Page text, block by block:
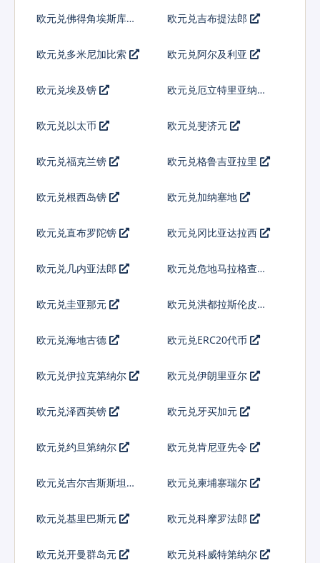
欧元兑佛得角埃斯库多 欧元兑吉布提法郎
欧元兑多米尼加比索 欧元兑阿尔及利亚
欧元兑埃及镑
欧元兑厄立特里亚纳克
欧元兑以太币 欧元兑斐济元
欧元兑福克兰镑 欧元兑格鲁吉亚拉里
欧元兑根西岛镑 欧元兑加纳塞地
欧元兑直布罗陀镑 欧元兑冈比亚达拉西
欧元兑几内亚法郎 欧元兑危地马拉格查尔
欧元兑圭亚那元 欧元兑洪都拉斯伦皮拉
欧元兑海地古德 欧元兑ERC20代币
欧元兑伊拉克第纳尔 欧元兑伊朗里亚尔
欧元兑泽西英镑 欧元兑牙买加元
欧元兑约旦第纳尔 欧元兑肯尼亚先令
欧元兑吉尔吉斯斯坦索
欧元兑柬埔寨瑞尔
欧元兑基里巴斯元 欧元兑科摩罗法郎
欧元兑开曼群岛元 欧元兑科威特第纳尔